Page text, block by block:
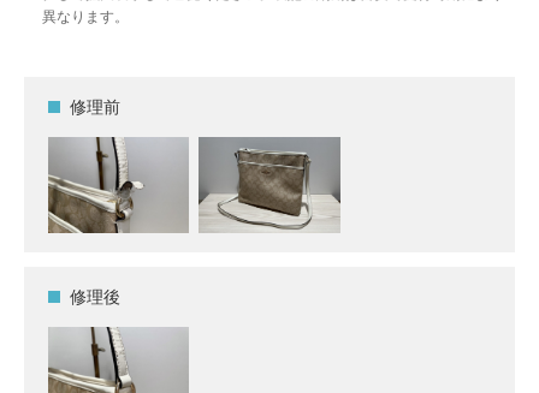
異なります。
修理前
修理後